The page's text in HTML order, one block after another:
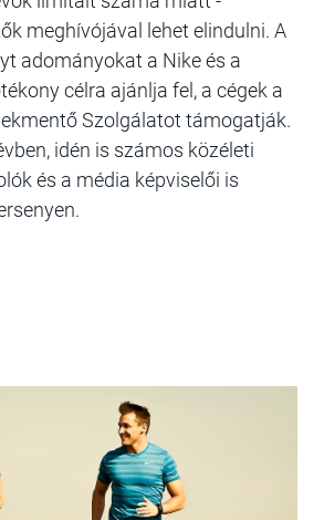
meghívójával lehet elindulni. A
adományokat a Nike és a
célra ajánlja fel, a cégek a
Szolgálatot támogatják.
idén is számos közéleti
és a média képviselői is